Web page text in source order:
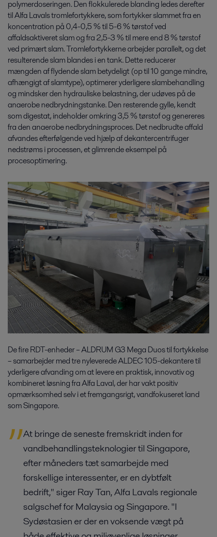
polymerdoseringen. Den flokkulerede blanding ledes derefter
til Alfa Lavals tromlefortykkere, som fortykker slammet fra en
koncentration på 0,4-0,5 % til 5-6 % tørstof ved
affaldsaktiveret slam og fra 2,5-3 % til mere end 8 % tørstof
ved primært slam. Tromlefortykkerne arbejder parallelt, og det
resulterende slam blandes i en tank. Dette reducerer
mængden af ​​flydende slam betydeligt (op til 10 gange mindre,
afhængigt af slamtype), optimerer yderligere slambehandling
og mindsker den hydrauliske belastning, der udøves på de
anaerobe nedbrydningstanke. Den resterende gylle, kendt
som digestat, indeholder omkring 3,5 % tørstof og genereres
fra den anaerobe nedbrydningsproces. Det nedbrudte affald
afvandes efterfølgende ved hjælp af dekantercentrifuger
nedstrøms i processen, et glimrende eksempel på
procesoptimering.
De fire RDT-enheder – ALDRUM G3 Mega Duos til fortykkelse
– samarbejder med tre nyleverede ALDEC 105-dekantere til
yderligere afvanding om at levere en praktisk, innovativ og
kombineret løsning fra Alfa Laval, der har vakt positiv
opmærksomhed selv i et fremgangsrigt, vandfokuseret land
som Singapore.
At bringe de seneste fremskridt inden for
vandbehandlingsteknologier til Singapore,
efter måneders tæt samarbejde med
forskellige interessenter, er en dybtfølt
bedrift," siger Ray Tan, Alfa Lavals regionale
salgschef for Malaysia og Singapore. "I
Sydøstasien er der en voksende vægt på